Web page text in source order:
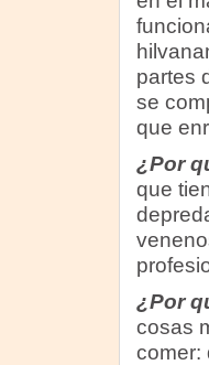
partes
se
que
¿Por
que
¿Por
cosas
comer: